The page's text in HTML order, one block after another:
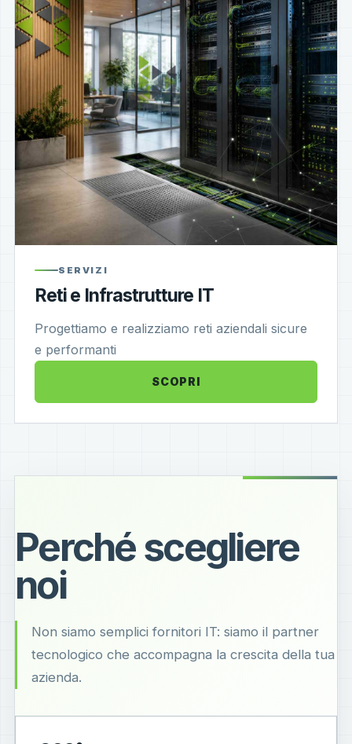
SERVIZI
Reti e Infrastrutture IT
Progettiamo e realizziamo reti aziendali sicure
e performanti
SCOPRI
Perché scegliere
noi
Non siamo semplici fornitori IT: siamo il partner
tecnologico che accompagna la crescita della tua
azienda.